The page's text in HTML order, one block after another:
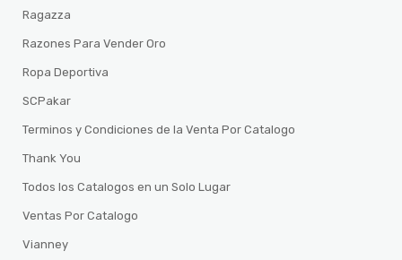
Ragazza
Razones Para Vender Oro
Ropa Deportiva
SCPakar
Terminos y Condiciones de la Venta Por Catalogo
Thank You
Todos los Catalogos en un Solo Lugar
Ventas Por Catalogo
Vianney